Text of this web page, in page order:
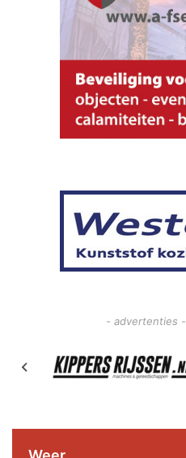
- advertenties -